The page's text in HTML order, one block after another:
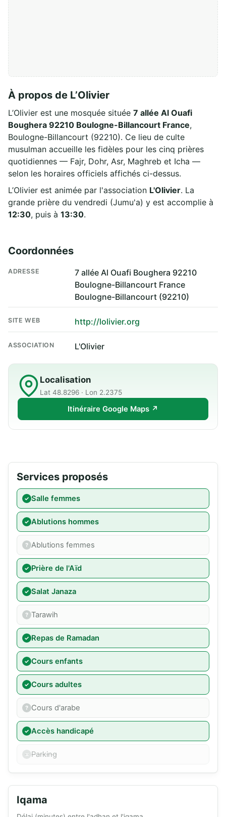
À propos de L’Olivier
L’Olivier est une mosquée située 7 allée Al Ouafi
Boughera 92210 Boulogne-Billancourt France,
Boulogne-Billancourt (92210). Ce lieu de culte
musulman accueille les fidèles pour les cinq prières
quotidiennes — Fajr, Dohr, Asr, Maghreb et Icha —
selon les horaires officiels affichés ci-dessus.
L’Olivier est animée par l'association L'Olivier. La
grande prière du vendredi (Jumu'a) y est accomplie à
12:30, puis à 13:30.
Coordonnées
ADRESSE
7 allée Al Ouafi Boughera 92210
Boulogne-Billancourt France
Boulogne-Billancourt (92210)
SITE WEB http://lolivier.org
ASSOCIATION L'Olivier
Localisation
Lat 48.8296 · Lon 2.2375
Itinéraire Google Maps ↗
Services proposés
Salle femmes
Ablutions hommes
Ablutions femmes
Prière de l'Aïd
Salat Janaza
Tarawih
Repas de Ramadan
Cours enfants
Cours adultes
Cours d'arabe
Accès handicapé
Parking
Iqama